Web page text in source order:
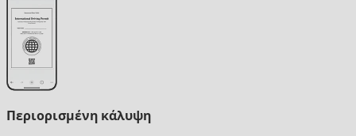
Περιορισμένη κάλυψη